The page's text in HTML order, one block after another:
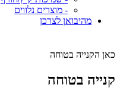
- מוצרים נלווים
מהיבואן לצרכן
כאן הקנייה בטוחה
קנייה בטוחה